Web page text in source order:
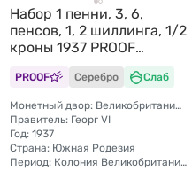
Набор 1 пенни, 3, 6,
пенсов, 1, 2 шиллинга, 1/2
кроны 1937 PROOF
Южная Родезия слабы
NGC PF 63-66 6 монет
PROOF Серебро Слаб
Монетный двор: Великобритания, Лондон
Правитель: Георг VI
Год: 1937
Страна: Южная Родезия
Период: Колония Великобритании (1932 - 1955)